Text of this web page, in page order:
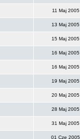
11 Maj 2005
13 Maj 2005
15 Maj 2005
16 Maj 2005
16 Maj 2005
19 Maj 2005
20 Maj 2005
28 Maj 2005
31 Maj 2005
01 Cze 2005